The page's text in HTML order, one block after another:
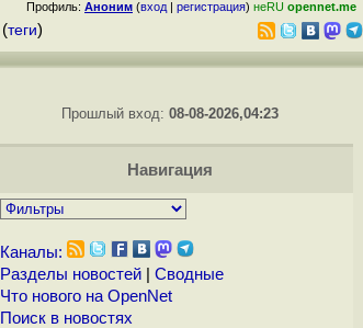
Профиль: Аноним (вход | регистрация) неRU opennet.me
(теги)
Прошлый вход:08-08-2026,04:23
Навигация
Каналы:
Разделы новостей| Сводные
Что нового на OpenNet
Поиск в новостях